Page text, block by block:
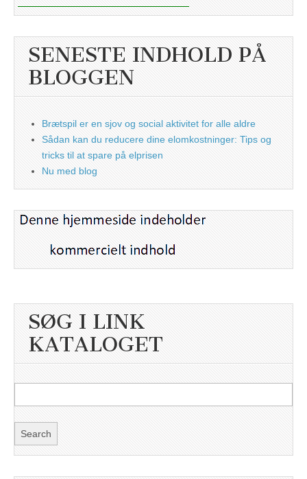
SENESTE INDHOLD PÅ
BLOGGEN
Brætspil er en sjov og social aktivitet for alle aldre
Sådan kan du reducere dine elomkostninger: Tips og
tricks til at spare på elprisen
Nu med blog
SØG I LINK
KATALOGET